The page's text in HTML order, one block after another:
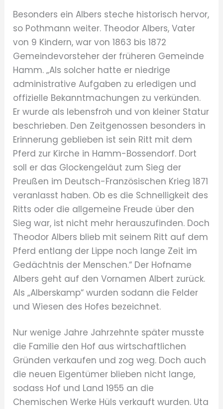
Besonders ein Albers steche historisch hervor,
so Pothmann weiter. Theodor Albers, Vater
von 9 Kindern, war von 1863 bis 1872
Gemeindevorsteher der früheren Gemeinde
Hamm. „Als solcher hatte er niedrige
administrative Aufgaben zu erledigen und
offizielle Bekanntmachungen zu verkünden.
Er wurde als lebensfroh und von kleiner Statur
beschrieben. Den Zeitgenossen besonders in
Erinnerung geblieben ist sein Ritt mit dem
Pferd zur Kirche in Hamm-Bossendorf. Dort
soll er das Glockengeläut zum Sieg der
Preußen im Deutsch-Französischen Krieg 1871
veranlasst haben. Ob es die Schnelligkeit des
Ritts oder die allgemeine Freude über den
Sieg war, ist nicht mehr herauszufinden. Doch
Theodor Albers blieb mit seinem Ritt auf dem
Pferd entlang der Lippe noch lange Zeit im
Gedächtnis der Menschen.“ Der Hofname
Albers geht auf den Vornamen Albert zurück.
Als „Alberskamp“ wurden sodann die Felder
und Wiesen des Hofes bezeichnet.
Nur wenige Jahre Jahrzehnte später musste
die Familie den Hof aus wirtschaftlichen
Gründen verkaufen und zog weg. Doch auch
die neuen Eigentümer blieben nicht lange,
sodass Hof und Land 1955 an die
Chemischen Werke Hüls verkauft wurden. Uta